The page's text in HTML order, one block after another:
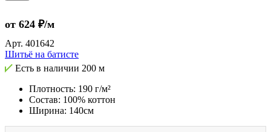
от 624 ₽/м
Арт. 401642
Шитьё на батисте
Есть в наличии 200 м
Плотность: 190 г/м²
Состав: 100% коттон
Ширина: 140см